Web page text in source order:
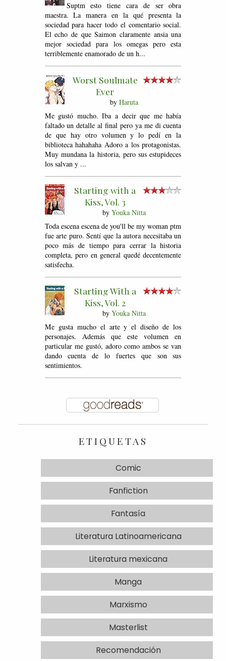
Suptm esto tiene cara de ser obra
maestra. La manera en la qué presenta la
sociedad para hacer todo el comentario social.
El echo de que Saimon claramente ansia una
mejor sociedad para los omegas pero esta
terriblemente enamorado de un h...
Worst Soulmate
Ever
by Haruta
Me gustó mucho. Iba a decir que me había
faltado un detalle al final pero ya me di cuenta
de que hay otro volumen y lo pedí en la
biblioteca hahahaha Adoro a los protagonistas.
Muy mundana la historia, pero sus estupideces
los salvan y ...
Starting with a
Kiss, Vol. 3
by Youka Nitta
Toda escena escena de you'll be my woman ptm
fue arte puro. Sentí que la autora necesitaba un
poco más de tiempo para cerrar la historia
completa, pero en general quedé decentemente
satisfecha.
Starting With a
Kiss, Vol. 2
by Youka Nitta
Me gusta mucho el arte y el diseño de los
personajes. Además que este volumen en
particular me gustó, adoro como ambos se van
dando cuenta de lo fuertes que son sus
sentimientos.
ETIQUETAS
Comic
Fanfiction
Fantasía
Literatura Latinoamericana
Literatura mexicana
Manga
Marxismo
Masterlist
Recomendación